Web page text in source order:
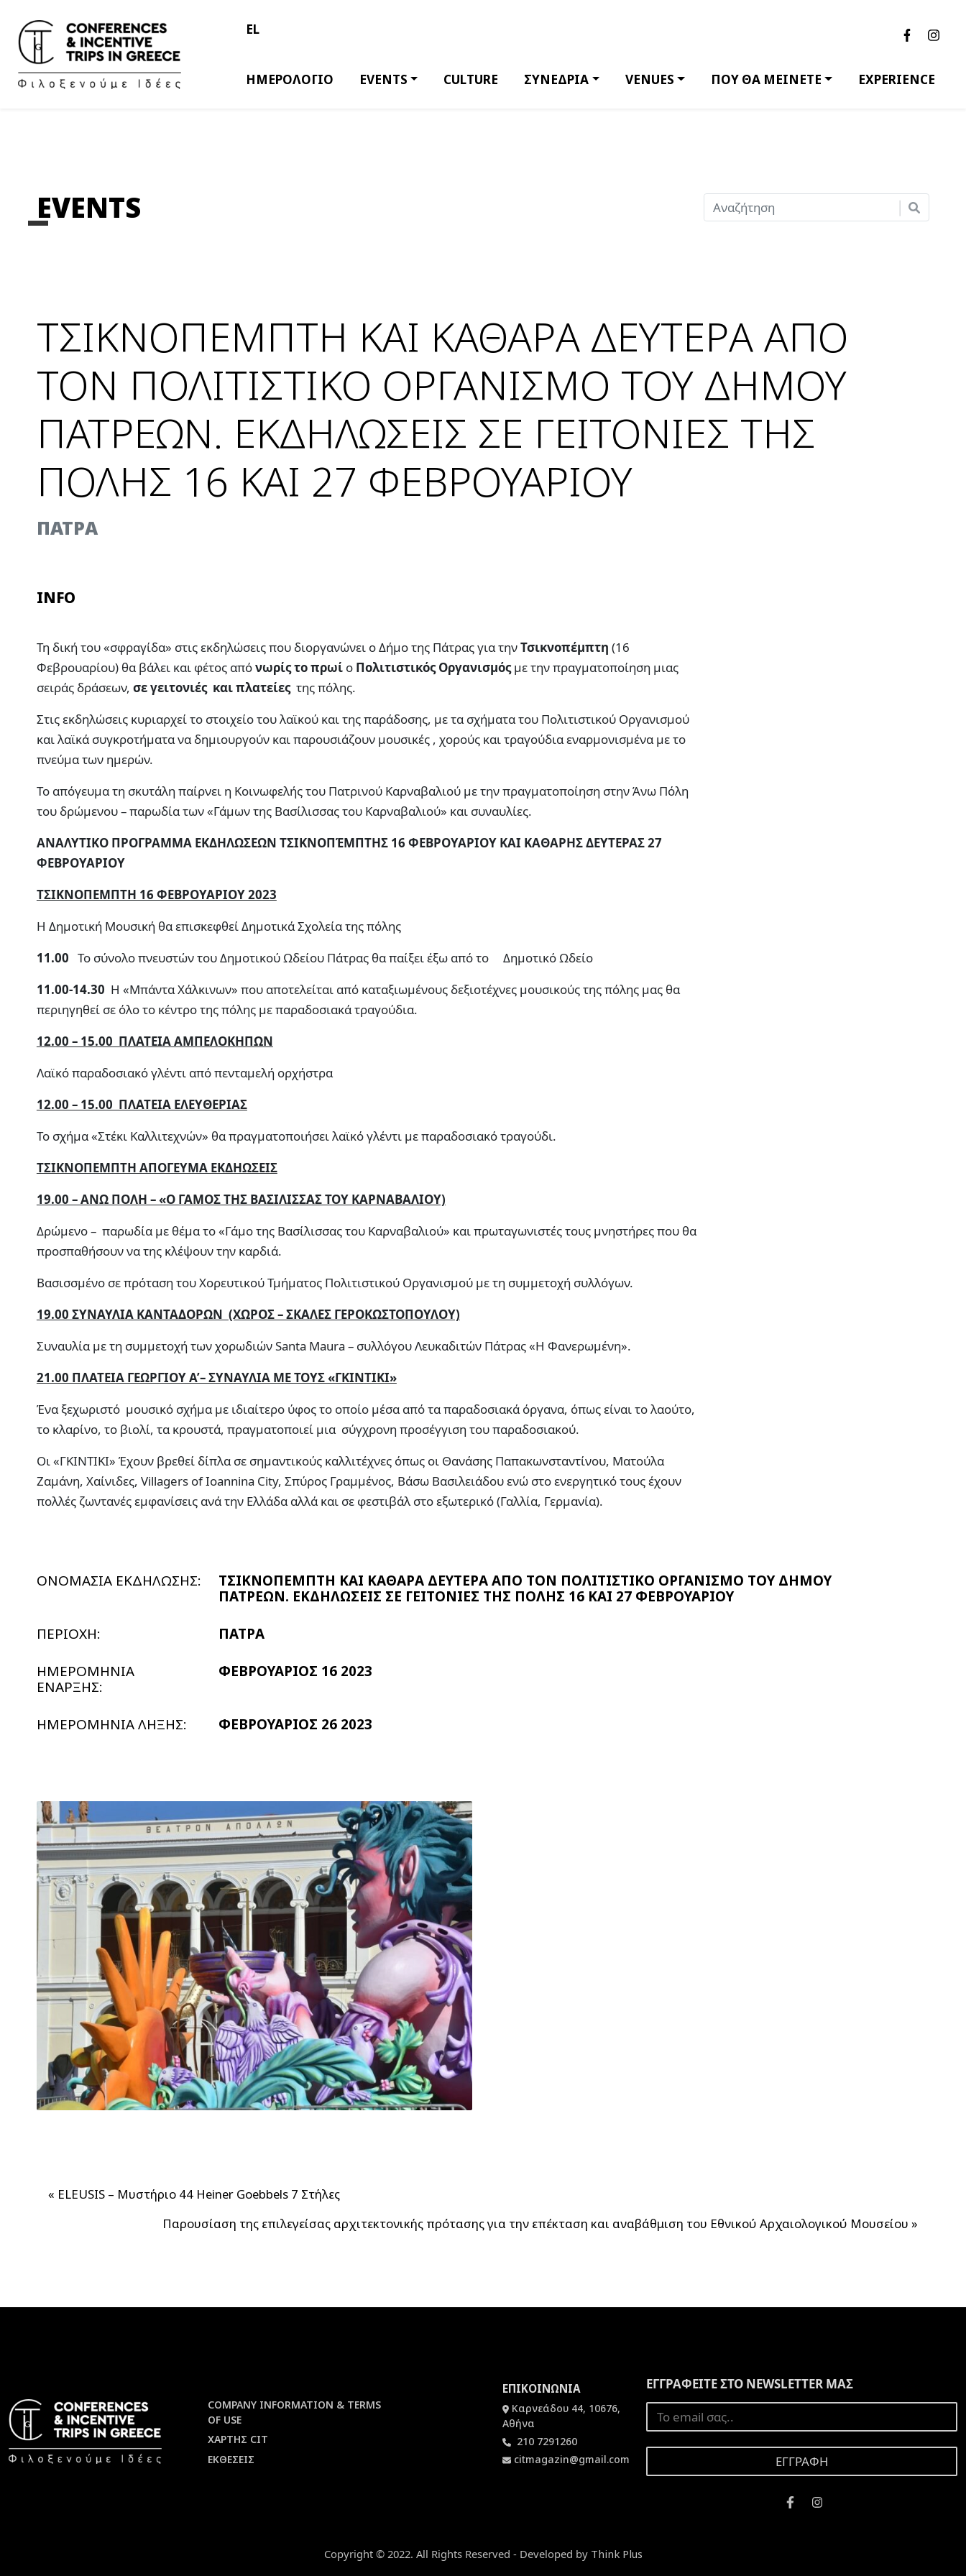
EL
ΗΜΕΡΟΛΟΓΙΟ EVENTS CULTURE ΣΥΝΕΔΡΙΑ VENUES ΠΟΥ ΘΑ ΜΕΙΝΕΤΕ EXPERIENCE
EVENTS
ΤΣΙΚΝΟΠΕΜΠΤΗ ΚΑΙ ΚΑΘΑΡΑ ΔΕΥΤΕΡΑ ΑΠΟ
ΤΟΝ ΠΟΛΙΤΙΣΤΙΚΟ ΟΡΓΑΝΙΣΜΟ ΤΟΥ ΔΗΜΟΥ
ΠΑΤΡΕΩΝ. ΕΚΔΗΛΩΣΕΙΣ ΣΕ ΓΕΙΤΟΝΙΕΣ ΤΗΣ
ΠΟΛΗΣ 16 ΚΑΙ 27 ΦΕΒΡΟΥΑΡΙΟΥ
ΠΑΤΡΑ
INFO
Τη δική του «σφραγίδα» στις εκδηλώσεις που διοργανώνει ο Δήμο της Πάτρας για τηνΤσικνοπέμπτη (16
Φεβρουαρίου) θα βάλει και φέτος απόνωρίς το πρωίο Πολιτιστικός Οργανισμόςμε την πραγματοποίηση μιας
σειράς δράσεων, σε γειτονιές και πλατείες της πόλης.
Στις εκδηλώσεις κυριαρχεί το στοιχείο του λαϊκού και της παράδοσης, με τα σχήματα του Πολιτιστικού Οργανισμού
και λαϊκά συγκροτήματα να δημιουργούν και παρουσιάζουν μουσικές , χορούς και τραγούδια εναρμονισμένα με το
πνεύμα των ημερών.
Το απόγευμα τη σκυτάλη παίρνει η Κοινωφελής του Πατρινού Καρναβαλιού με την πραγματοποίηση στην Άνω Πόλη
του δρώμενου – παρωδία των «Γάμων της Βασίλισσας του Καρναβαλιού» και συναυλίες.
ΑΝΑΛΥΤΙΚΟ ΠΡΟΓΡΑΜΜΑ ΕΚΔΗΛΩΣΕΩΝ ΤΣΙΚΝΟΠΈΜΠΤΗΣ 16 ΦΕΒΡΟΥΑΡΙΟΥ ΚΑΙ ΚΑΘΑΡΗΣ ΔΕΥΤΕΡΑΣ 27
ΦΕΒΡΟΥΑΡΙΟΥ
ΤΣΙΚΝΟΠΕΜΠΤΗ 16 ΦΕΒΡΟΥΑΡΙΟΥ 2023
Η Δημοτική Μουσική θα επισκεφθεί Δημοτικά Σχολεία της πόλης
11.00 Το σύνολο πνευστών του Δημοτικού Ωδείου Πάτρας θα παίξει έξω από το Δημοτικό Ωδείο
11.00-14.30 Η «Μπάντα Χάλκινων» που αποτελείται από καταξιωμένους δεξιοτέχνες μουσικούς της πόλης μας θα
περιηγηθεί σε όλο το κέντρο της πόλης με παραδοσιακά τραγούδια.
12.00 – 15.00 ΠΛΑΤΕΙΑ ΑΜΠΕΛΟΚΗΠΩΝ
Λαϊκό παραδοσιακό γλέντι από πενταμελή ορχήστρα
12.00 – 15.00 ΠΛΑΤΕΙΑ ΕΛΕΥΘΕΡΙΑΣ
To σχήμα «Στέκι Καλλιτεχνών» θα πραγματοποιήσει λαϊκό γλέντι με παραδοσιακό τραγούδι.
ΤΣΙΚΝΟΠΕΜΠΤΗ ΑΠΟΓΕΥΜΑ ΕΚΔΗΩΣΕΙΣ
19.00 – ΑΝΩ ΠΟΛΗ – «Ο ΓΑΜΟΣ ΤΗΣ ΒΑΣΙΛΙΣΣΑΣ ΤΟΥ ΚΑΡΝΑΒΑΛΙΟΥ)
Δρώμενο – παρωδία με θέμα το «Γάμο της Βασίλισσας του Καρναβαλιού» και πρωταγωνιστές τους μνηστήρες που θα
προσπαθήσουν να της κλέψουν την καρδιά.
Βασισσμένο σε πρόταση του Χορευτικού Τμήματος Πολιτιστικού Οργανισμού με τη συμμετοχή συλλόγων.
19.00 ΣΥΝΑΥΛΙΑ ΚΑΝΤΑΔΟΡΩΝ (ΧΩΡΟΣ – ΣΚΑΛΕΣ ΓΕΡΟΚΩΣΤΟΠΟΥΛΟΥ)
Συναυλία με τη συμμετοχή των χορωδιών Santa Maura – συλλόγου Λευκαδιτών Πάτρας «Η Φανερωμένη».
21.00 ΠΛΑΤΕΙΑ ΓΕΩΡΓΙΟΥ Α’– ΣΥΝΑΥΛΙΑ ΜΕ ΤΟΥΣ «ΓΚΙΝΤΙΚΙ»
Ένα ξεχωριστό μουσικό σχήμα με ιδιαίτερο ύφος το οποίο μέσα από τα παραδοσιακά όργανα, όπως είναι το λαούτο,
το κλαρίνο, το βιολί, τα κρουστά, πραγματοποιεί μια σύγχρονη προσέγγιση του παραδοσιακού.
Οι «ΓΚΙΝΤΙΚΙ» Έχουν βρεθεί δίπλα σε σημαντικούς καλλιτέχνες όπως οι Θανάσης Παπακωνσταντίνου, Ματούλα
Ζαμάνη, Χαίνιδες, Villagers of Ioannina City, Σπύρος Γραμμένος, Βάσω Βασιλειάδου ενώ στο ενεργητικό τους έχουν
πολλές ζωντανές εμφανίσεις ανά την Ελλάδα αλλά και σε φεστιβάλ στο εξωτερικό (Γαλλία, Γερμανία).
ΟΝΟΜΑΣΙΑ ΕΚΔΗΛΩΣΗΣ:
ΤΣΙΚΝΟΠΕΜΠΤΗ ΚΑΙ ΚΑΘΑΡΑ ΔΕΥΤΕΡΑ ΑΠΟ ΤΟΝ ΠΟΛΙΤΙΣΤΙΚΟ ΟΡΓΑΝΙΣΜΟ ΤΟΥ ΔΗΜΟΥ
ΠΑΤΡΕΩΝ. ΕΚΔΗΛΩΣΕΙΣ ΣΕ ΓΕΙΤΟΝΙΕΣ ΤΗΣ ΠΟΛΗΣ 16 ΚΑΙ 27 ΦΕΒΡΟΥΑΡΙΟΥ
ΠΕΡΙΟΧΗ:
ΠΑΤΡΑ
ΗΜΕΡΟΜΗΝΙΑ
ΕΝΑΡΞΗΣ:
ΦΕΒΡΟΥΑΡΙΟΣ 16 2023
ΗΜΕΡΟΜΗΝΙΑ ΛΗΞΗΣ: ΦΕΒΡΟΥΑΡΙΟΣ 26 2023
« ELEUSIS – Μυστήριο 44 Heiner Goebbels 7 Στήλες
Παρουσίαση της επιλεγείσας αρχιτεκτονικής πρότασης για την επέκταση και αναβάθμιση του Εθνικού Αρχαιολογικού Μουσείου »
COMPANY INFORMATION & TERMS
OF USE
ΧΑΡΤΗΣ CIT
ΕΚΘΕΣΕΙΣ
ΕΠΙΚΟΙΝΩΝΙΑ
Καρνεάδου 44, 10676,
Αθήνα
210 7291260
citmagazin@gmail.com
ΕΓΓΡΑΦΕΙΤΕ ΣΤΟ NEWSLETTER ΜΑΣ
Copyright © 2022. All Rights Reserved - Developed by Think Plus